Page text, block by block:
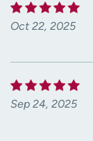
Oct 22, 2025
Sep 24, 2025